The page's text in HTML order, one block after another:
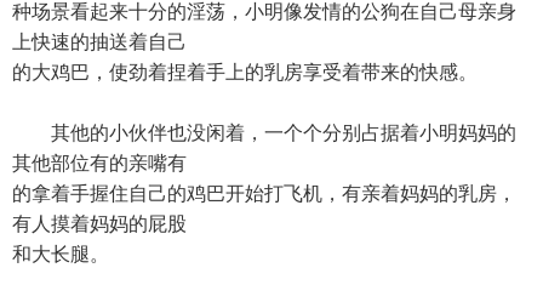
种场景看起来十分的淫荡，小明像发情的公狗在自己母亲身
上快速的抽送着自己
的大鸡巴，使劲着捏着手上的乳房享受着带来的快感。
其他的小伙伴也没闲着，一个个分别占据着小明妈妈的
其他部位有的亲嘴有
的拿着手握住自己的鸡巴开始打飞机，有亲着妈妈的乳房，
有人摸着妈妈的屁股
和大长腿。